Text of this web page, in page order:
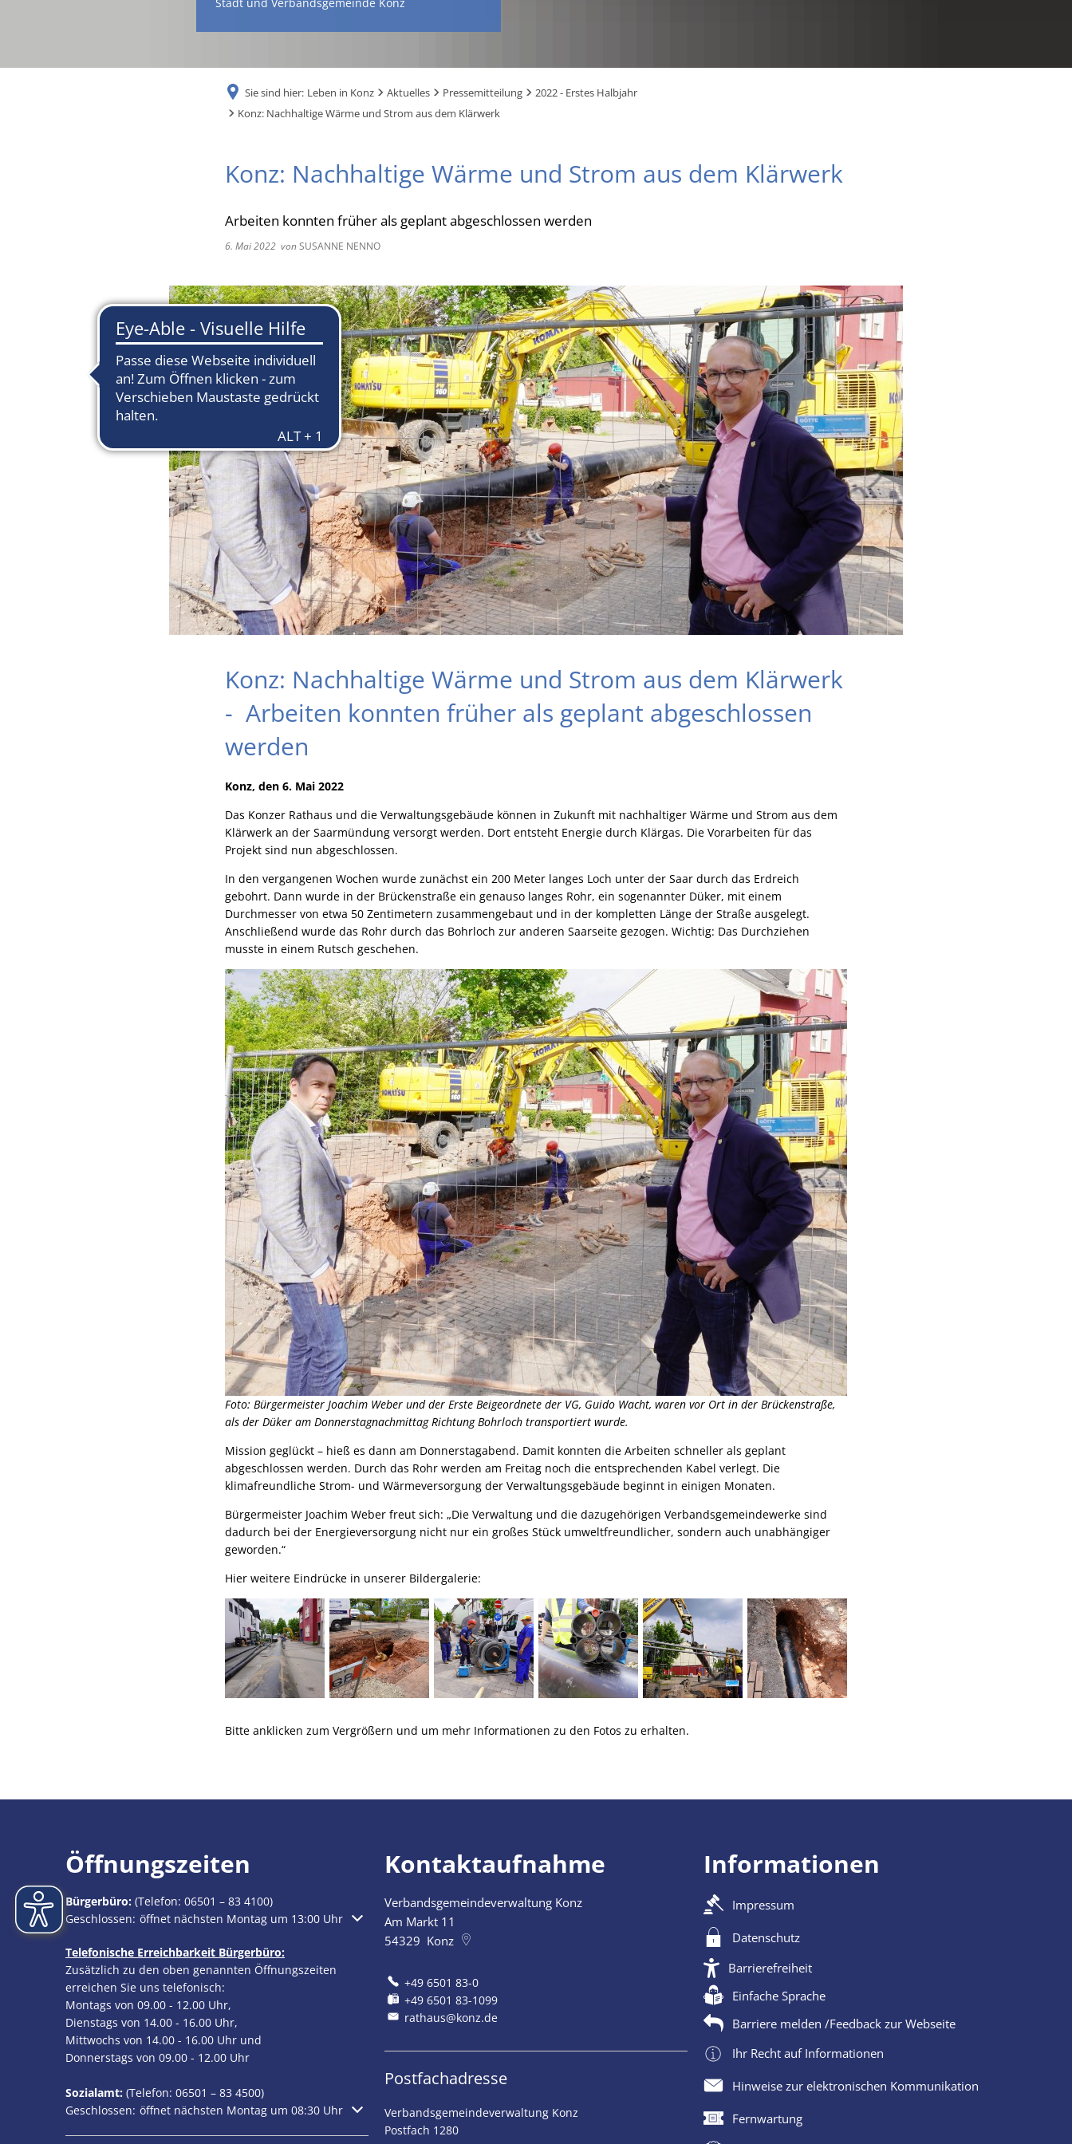
Sie sind hier: Leben in Konz Aktuelles Pressemitteilung
2022 - Erstes Halbjahr
Konz: Nachhaltige Wärme und Strom aus dem Klärwerk
Konz: Nachhaltige Wärme und Strom aus dem Klärwerk
Arbeiten konnten früher als geplant abgeschlossen werden
6. Mai 2022 vonSUSANNE NENNO
Konz: Nachhaltige Wärme und Strom aus dem Klärwerk
- Arbeiten konnten früher als geplant abgeschlossen
werden
Konz, den 6. Mai 2022
Das Konzer Rathaus und die Verwaltungsgebäude können in Zukunft mit nachhaltiger Wärme und Strom aus dem
Klärwerk an der Saarmündung versorgt werden. Dort entsteht Energie durch Klärgas. Die Vorarbeiten für das
Projekt sind nun abgeschlossen.
In den vergangenen Wochen wurde zunächst ein 200 Meter langes Loch unter der Saar durch das Erdreich
gebohrt. Dann wurde in der Brückenstraße ein genauso langes Rohr, ein sogenannter Düker, mit einem
Durchmesser von etwa 50 Zentimetern zusammengebaut und in der kompletten Länge der Straße ausgelegt.
Anschließend wurde das Rohr durch das Bohrloch zur anderen Saarseite gezogen. Wichtig: Das Durchziehen
musste in einem Rutsch geschehen.
Foto: Bürgermeister Joachim Weber und der Erste Beigeordnete der VG, Guido Wacht, waren vor Ort in der Brückenstraße,
als der Düker am Donnerstagnachmittag Richtung Bohrloch transportiert wurde.
Mission geglückt – hieß es dann am Donnerstagabend. Damit konnten die Arbeiten schneller als geplant
abgeschlossen werden. Durch das Rohr werden am Freitag noch die entsprechenden Kabel verlegt. Die
klimafreundliche Strom- und Wärmeversorgung der Verwaltungsgebäude beginnt in einigen Monaten.
Bürgermeister Joachim Weber freut sich: „Die Verwaltung und die dazugehörigen Verbandsgemeindewerke sind
dadurch bei der Energieversorgung nicht nur ein großes Stück umweltfreundlicher, sondern auch unabhängiger
geworden.“
Hier weitere Eindrücke in unserer Bildergalerie:
Bitte anklicken zum Vergrößern und um mehr Informationen zu den Fotos zu erhalten.
Öffnungszeiten
Bürgerbüro: (Telefon: 06501 – 83 4100)
Klicken, um weitere Öffnungs- oder Schließzeiten auszublenden
Geschlossen: öffnet nächsten Montag um 13:00 Uhr
Telefonische Erreichbarkeit Bürgerbüro:
Zusätzlich zu den oben genannten Öffnungszeiten
erreichen Sie uns telefonisch:
Montags von 09.00 - 12.00 Uhr,
Dienstags von 14.00 - 16.00 Uhr,
Mittwochs von 14.00 - 16.00 Uhr und
Donnerstags von 09.00 - 12.00 Uhr
Sozialamt: (Telefon: 06501 – 83 4500)
Klicken, um weitere Öffnungs- oder Schließzeiten auszublenden
Geschlossen: öffnet nächsten Montag um 08:30 Uhr
Kontaktaufnahme
Verbandsgemeindeverwaltung Konz
Am Markt 11
54329 Konz
+49 6501 83-0
+49 6501 83-1099
rathaus@konz.de
Postfachadresse
Verbandsgemeindeverwaltung Konz
Postfach 1280
Informationen
Impressum
Datenschutz
Barrierefreiheit
Einfache Sprache
Barriere melden /Feedback zur Webseite
Ihr Recht auf Informationen
Hinweise zur elektronischen Kommunikation
Fernwartung